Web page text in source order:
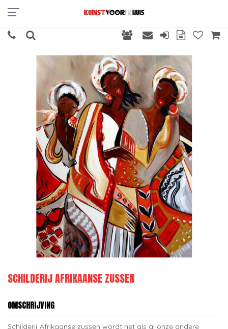
SCHILDERIJ AFRIKAANSE ZUSSEN
OMSCHRIJVING
Schilderij Afrikaanse zussen wordt net als al onze andere